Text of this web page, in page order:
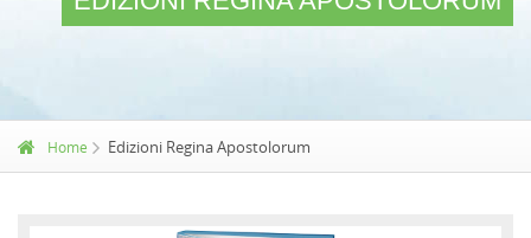
Home Edizioni Regina Apostolorum